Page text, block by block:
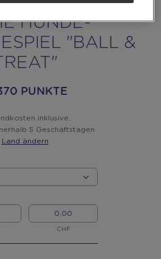
HUNDE-
"BALL &
TREAT"
PUNKTE
inklusive.
5 Geschäftstagen
Land ändern
MEIN
BARGELD
CHF